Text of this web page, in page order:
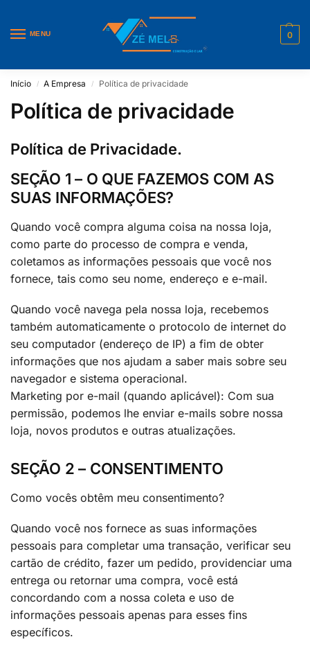
MENU 0
Início / A Empresa / Política de privacidade
Política de privacidade
Política de Privacidade.
SEÇÃO 1 – O QUE FAZEMOS COM AS
SUAS INFORMAÇÕES?
Quando você compra alguma coisa na nossa loja,
como parte do processo de compra e venda,
coletamos as informações pessoais que você nos
fornece, tais como seu nome, endereço e e-mail.
Quando você navega pela nossa loja, recebemos
também automaticamente o protocolo de internet do
seu computador (endereço de IP) a fim de obter
informações que nos ajudam a saber mais sobre seu
navegador e sistema operacional.
Marketing por e-mail (quando aplicável): Com sua
permissão, podemos lhe enviar e-mails sobre nossa
loja, novos produtos e outras atualizações.
SEÇÃO 2 – CONSENTIMENTO
Como vocês obtêm meu consentimento?
Quando você nos fornece as suas informações
pessoais para completar uma transação, verificar seu
cartão de crédito, fazer um pedido, providenciar uma
entrega ou retornar uma compra, você está
concordando com a nossa coleta e uso de
informações pessoais apenas para esses fins
específicos.